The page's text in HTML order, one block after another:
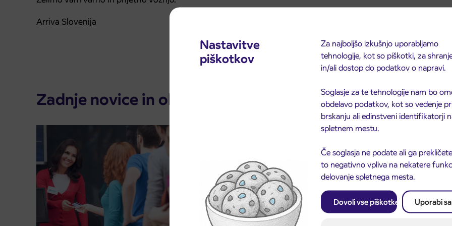
Nastavitve
piškotkov
Za najboljšo izkušnjo uporabljamo
tehnologije, kot so piškotki, za
in/ali dostop do podatkov o napravi.
Soglasje za te tehnologije nam bo
obdelavo podatkov, kot so vedenje
brskanju ali edinstveni identifikatorji
spletnem mestu.
Če soglasja ne podate ali ga
to negativno vpliva na nekatere
delovanje spletnega mesta.
Dovoli vse piškotke Uporabi
Arriva Slovenija
Zadnje novice in obvestila